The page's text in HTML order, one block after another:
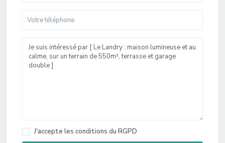
J'accepte les conditions du RGPD